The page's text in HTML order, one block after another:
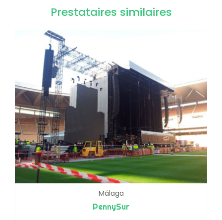
Prestataires similaires
Málaga
PennySur